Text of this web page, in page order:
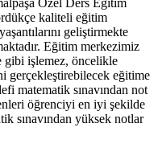
Özel Ders Eğitim
kaliteli eğitim
geliştirmekte
Eğitim merkezimiz
gibi işlemez, öncelikle
gerçekleştirebilecek eğitime
matematik sınavından not
öğrenciyi en iyi şekilde
sınavından yüksek notlar